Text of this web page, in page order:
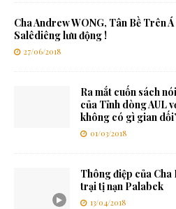
Cha Andrew WONG, Tân Bề Trên
Salêdiêng lưu động !
27/06/2018
Ra mắt cuốn sách
của Tỉnh dòng AUL
không có gì gian dối’
01/03/2018
Thông điệp của Cha
trại tị nạn Palabek
13/04/2018